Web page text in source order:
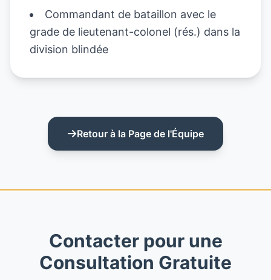
Commandant de bataillon avec le
grade de lieutenant-colonel (rés.) dans la
division blindée
Retour à la Page de l'Équipe
Contacter pour une
Consultation Gratuite